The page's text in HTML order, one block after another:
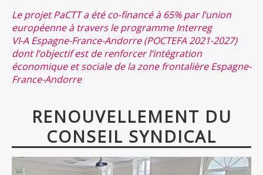
Le projet PaCTT a été co-financé à 65% par l’union
européenne à travers le programme Interreg
VI-A Espagne-France-Andorre (POCTEFA 2021-2027)
dont l’objectif est de renforcer l’intégration
économique et sociale de la zone frontalière Espagne-
France-Andorre
RENOUVELLEMENT DU
CONSEIL SYNDICAL